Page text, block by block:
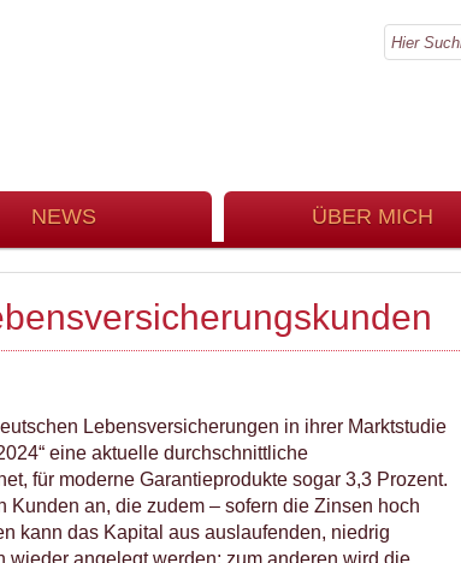
NEWS ÜBER MICH
Lebensversicherungen in ihrer Marktstudie
eine aktuelle durchschnittliche
für moderne Garantieprodukte sogar 3,3 Prozent.
Kunden an, die zudem – sofern die Zinsen hoch
kann das Kapital aus auslaufenden, niedrig
angelegt werden; zum anderen wird die